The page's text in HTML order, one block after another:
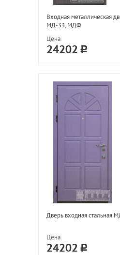
Входная металлическая
МД-33, МДФ
Цена
24202
Дверь входная стальная
Цена
24202